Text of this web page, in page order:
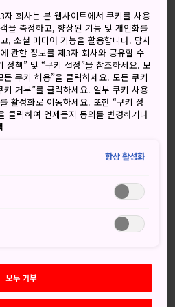
고 저 강수량
35° 25° 20%
고 저
강수
26° 20%
25° 20%
25° 40%
20%
자 회사는 본 웹사이트에서 쿠키를 사용
을 측정하고, 향상된 기능 및 개인화를
, 소셜 미디어 기능을 활용합니다. 당사
관한 정보를 제3자 회사와 공유할 수
정책” 및 “쿠키 설정”을 참조하세요. 모
쿠키 허용”을 클릭하세요. 모든 쿠키
거부”를 클릭하세요. 일부 쿠키 사용
활성화로 이동하세요. 또한 “쿠키 정
클릭하여 언제든지 동의를 변경하거나
항상 활성화
모두 거부